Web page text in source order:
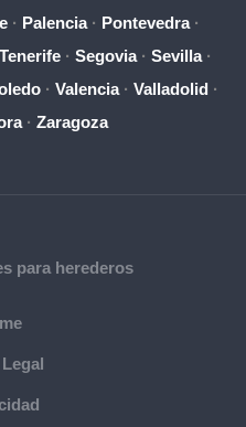
· Palencia· Pontevedra·
· Segovia· Sevilla·
· Valencia· Valladolid ·
· Zaragoza